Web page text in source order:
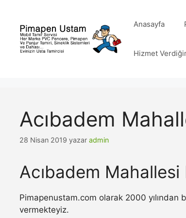
Anasayfa
Hizmet
Acıbadem
28 Nisan 2019 yazar admin
Acıbadem
Pimapenustam.com olarak 2000
vermekteyiz.